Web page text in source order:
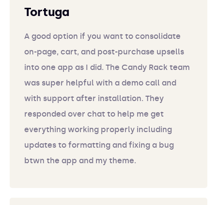
Tortuga
A good option if you want to consolidate
on-page, cart, and post-purchase upsells
into one app as I did. The Candy Rack team
was super helpful with a demo call and
with support after installation. They
responded over chat to help me get
everything working properly including
updates to formatting and fixing a bug
btwn the app and my theme.